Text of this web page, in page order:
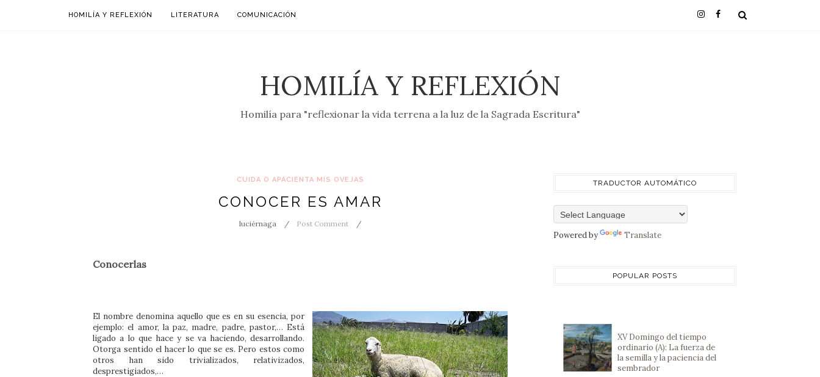
HOMILÍA Y REFLEXIÓN
Homilía para "reflexionar la vida terrena a la luz de la Sagrada Escritura"
HOMILÍA Y REFLEXIÓN LITERATURA COMUNICACIÓN
CUIDA O APACIENTA MIS OVEJAS
CONOCER ES AMAR
luciérnaga Post Comment
Conocerlas
El nombre denomina aquello que es en su esencia, por
ejemplo: el amor, la paz, madre, padre, pastor,… Está
ligado a lo que hace y se va haciendo, desarrollando.
Otorga sentido el hacer lo que se es. Pero estos como
otros han sido trivializados, relativizados,
desprestigiados,…
TRADUCTOR AUTOMÁTICO
Powered by Translate
POPULAR POSTS
XV Domingo del tiempo
ordinario (A): La fuerza de
la semilla y la paciencia del
sembrador